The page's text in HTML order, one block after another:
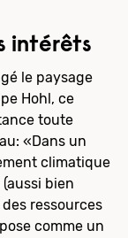
intérêts
le paysage
Hohl, ce
toute
«Dans un
climatique
bien
ressources
comme un